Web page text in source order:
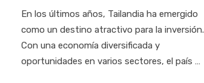
En los últimos años, Tailandia ha emergido
como un destino atractivo para la inversión.
Con una economía diversificada y
oportunidades en varios sectores, el país …